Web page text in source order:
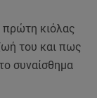
κιόλας
του και πως
συναίσθημα